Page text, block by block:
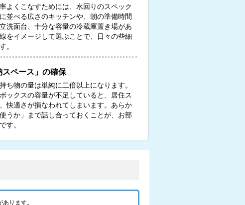
よくこなすためには、水回りのスペック
並べる広さのキッチンや、朝の準備時間
洗面台、十分な容量の冷蔵庫置き場があ
をイメージして選ぶことで、日々の些細
。
ペース」の確保
ち物の量は単純に二倍以上になります。
ックスの容量が不足していると、居住ス
快適さが損なわれてしまいます。あらか
うか」まで話し合っておくことが、お部
す。
ります。